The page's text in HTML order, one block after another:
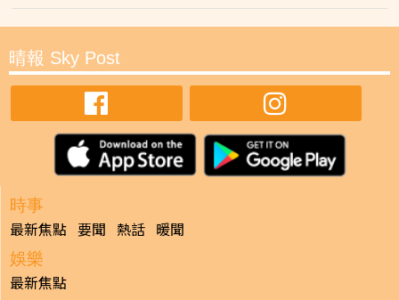
晴報 Sky Post
時事
最新焦點 要聞 熱話 暖聞
娛樂
最新焦點